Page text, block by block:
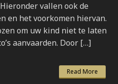
vallen ook de
en het voorkomen hiervan.
om uw kind niet te laten
aanvaarden. Door […]
Read More